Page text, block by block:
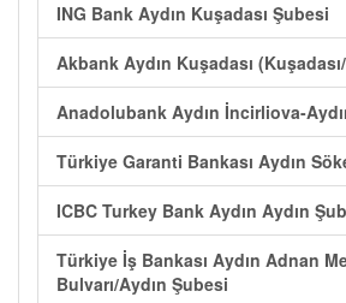
ING Bank Aydın Kuşadası Şubesi
Akbank Aydın Kuşadası
Anadolubank Aydın İncirliova-
Türkiye Garanti Bankası Aydın
ICBC Turkey Bank Aydın Aydın
Türkiye İş Bankası Aydın Adnan
Bulvarı/Aydın Şubesi